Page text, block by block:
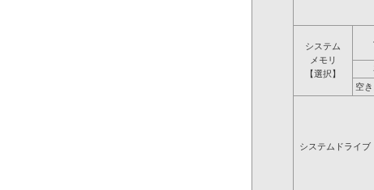
システム
メモリ
【選択】
空
システムドライブ